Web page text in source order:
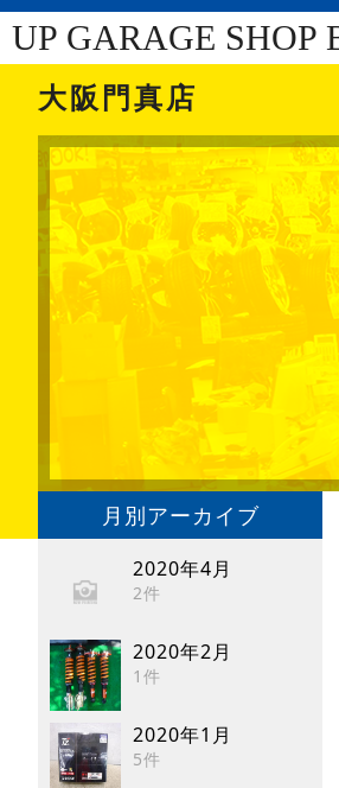
UP GARAGE SHOP
大阪門真店
月別アーカイブ
2020年4月
2件
2020年2月
1件
2020年1月
5件